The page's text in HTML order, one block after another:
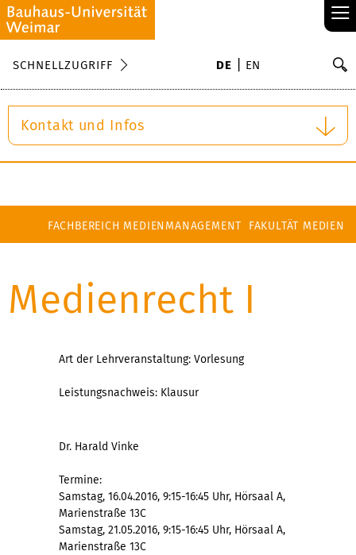
≡
SCHNELLZUGRIFF DE EN
Kontakt und Infos
FACHBEREICH MEDIENMANAGEMENT FAKULTÄT MEDIEN
Medienrecht I
Art der Lehrveranstaltung: Vorlesung
Leistungsnachweis: Klausur
Dr. Harald Vinke
Termine:
Samstag, 16.04.2016, 9:15-16:45 Uhr, Hörsaal A,
Marienstraße 13C
Samstag, 21.05.2016, 9:15-16:45 Uhr, Hörsaal A,
Marienstraße 13C